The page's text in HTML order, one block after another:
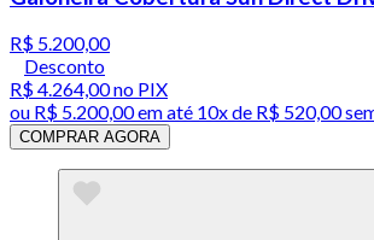
R$ 5.200,00
Desconto
R$ 4.264,00no PIX
ou R$ 5.200,00em até 10x de R$ 520,00
COMPRAR AGORA